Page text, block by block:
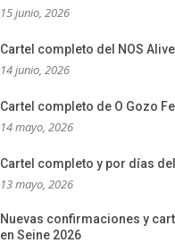
15 junio, 2026
Cartel completo del NOS
14 junio, 2026
Cartel completo de O Gozo
14 mayo, 2026
Cartel completo y por días
13 mayo, 2026
Nuevas confirmaciones y
en Seine 2026